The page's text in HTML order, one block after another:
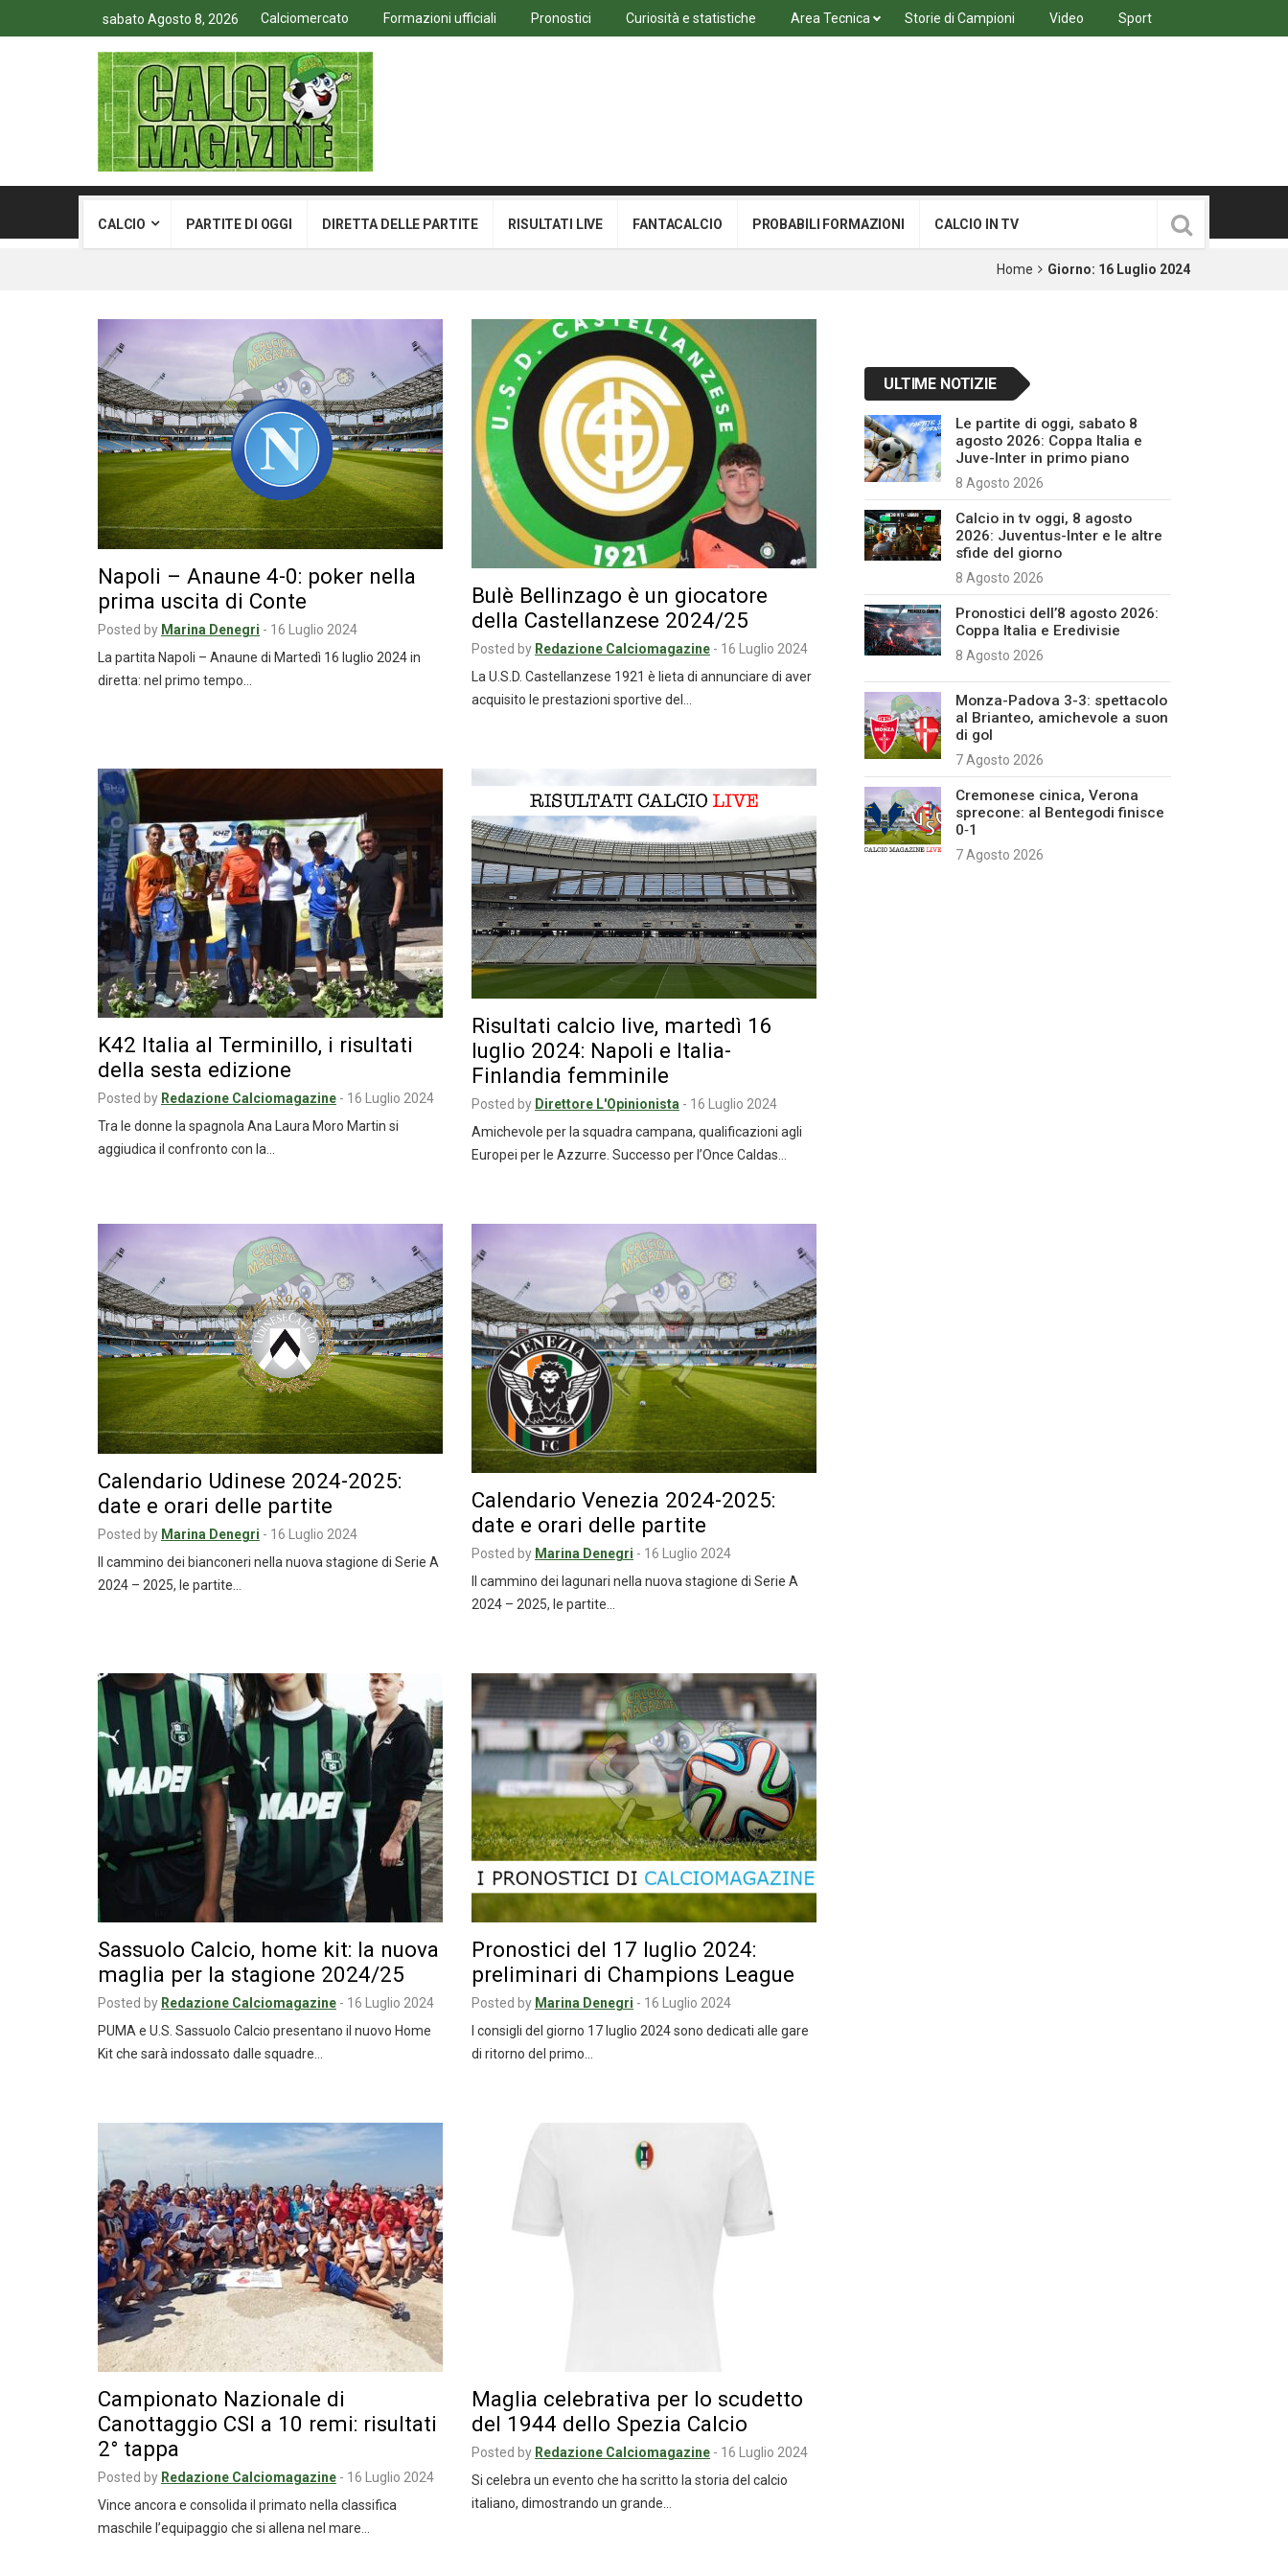
sabato Agosto 8, 2026 Calciomercato Formazioni ufficiali Pronostici Curiosità e statistiche Area Tecnica Storie di Campioni Video Sport
CALCIO PARTITE DI OGGI DIRETTA DELLE PARTITE RISULTATI LIVE FANTACALCIO PROBABILI FORMAZIONI CALCIO IN TV
Home Giorno: 16 Luglio 2024
Napoli – Anaune 4-0: poker nella
prima uscita di Conte
Posted by Marina Denegri - 16 Luglio 2024
La partita Napoli – Anaune di Martedì 16 luglio 2024 in
diretta: nel primo tempo…
Bulè Bellinzago è un giocatore
della Castellanzese 2024/25
Posted by Redazione Calciomagazine - 16 Luglio 2024
La U.S.D. Castellanzese 1921 è lieta di annunciare di aver
acquisito le prestazioni sportive del…
K42 Italia al Terminillo, i risultati
della sesta edizione
Posted by Redazione Calciomagazine - 16 Luglio 2024
Tra le donne la spagnola Ana Laura Moro Martin si
aggiudica il confronto con la…
Risultati calcio live, martedì 16
luglio 2024: Napoli e Italia-
Finlandia femminile
Posted by Direttore L'Opinionista - 16 Luglio 2024
Amichevole per la squadra campana, qualificazioni agli
Europei per le Azzurre. Successo per l’Once Caldas…
Calendario Udinese 2024-2025:
date e orari delle partite
Posted by Marina Denegri - 16 Luglio 2024
Il cammino dei bianconeri nella nuova stagione di Serie A
2024 – 2025, le partite…
Calendario Venezia 2024-2025:
date e orari delle partite
Posted by Marina Denegri - 16 Luglio 2024
Il cammino dei lagunari nella nuova stagione di Serie A
2024 – 2025, le partite…
Sassuolo Calcio, home kit: la nuova
maglia per la stagione 2024/25
Posted by Redazione Calciomagazine - 16 Luglio 2024
PUMA e U.S. Sassuolo Calcio presentano il nuovo Home
Kit che sarà indossato dalle squadre…
Pronostici del 17 luglio 2024:
preliminari di Champions League
Posted by Marina Denegri - 16 Luglio 2024
I consigli del giorno 17 luglio 2024 sono dedicati alle gare
di ritorno del primo…
Campionato Nazionale di
Canottaggio CSI a 10 remi: risultati
2° tappa
Posted by Redazione Calciomagazine - 16 Luglio 2024
Vince ancora e consolida il primato nella classifica
maschile l’equipaggio che si allena nel mare…
Maglia celebrativa per lo scudetto
del 1944 dello Spezia Calcio
Posted by Redazione Calciomagazine - 16 Luglio 2024
Si celebra un evento che ha scritto la storia del calcio
italiano, dimostrando un grande…
ULTIME NOTIZIE
Le partite di oggi, sabato 8
agosto 2026: Coppa Italia e
Juve-Inter in primo piano
8 Agosto 2026
Calcio in tv oggi, 8 agosto
2026: Juventus-Inter e le altre
sfide del giorno
8 Agosto 2026
Pronostici dell’8 agosto 2026:
Coppa Italia e Eredivisie
8 Agosto 2026
Monza-Padova 3-3: spettacolo
al Brianteo, amichevole a suon
di gol
7 Agosto 2026
Cremonese cinica, Verona
sprecone: al Bentegodi finisce
0‑1
7 Agosto 2026